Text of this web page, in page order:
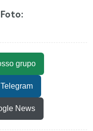
grupo
News